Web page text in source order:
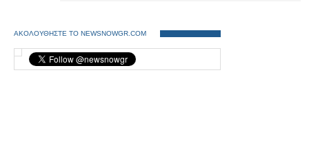
ΑΚΟΛΟΥΘΗΣΤΕ ΤΟ NEWSNOWGR.COM